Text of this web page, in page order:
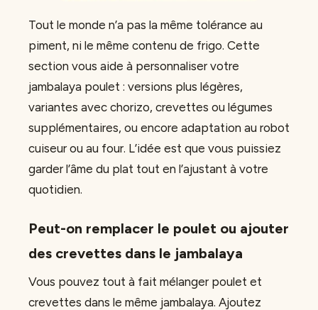
Tout le monde n’a pas la même tolérance au
piment, ni le même contenu de frigo. Cette
section vous aide à personnaliser votre
jambalaya poulet : versions plus légères,
variantes avec chorizo, crevettes ou légumes
supplémentaires, ou encore adaptation au robot
cuiseur ou au four. L’idée est que vous puissiez
garder l’âme du plat tout en l’ajustant à votre
quotidien.
Peut-on remplacer le poulet ou ajouter
des crevettes dans le jambalaya
Vous pouvez tout à fait mélanger poulet et
crevettes dans le même jambalaya. Ajoutez